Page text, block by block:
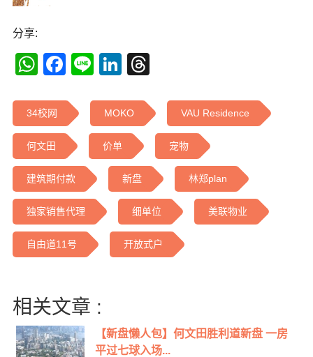
分享:
WhatsApp
Facebook
LineLinkedIn
34校网 MOKO VAU Residence
何文田 价单 宠物
建筑期付款 新盘 林郑plan
独家销售代理 细单位 美联物业
自由道11号 开放式户
相关文章 :
【新盘懒人包】何文田胜利道新盘 一房
平过七球入场...